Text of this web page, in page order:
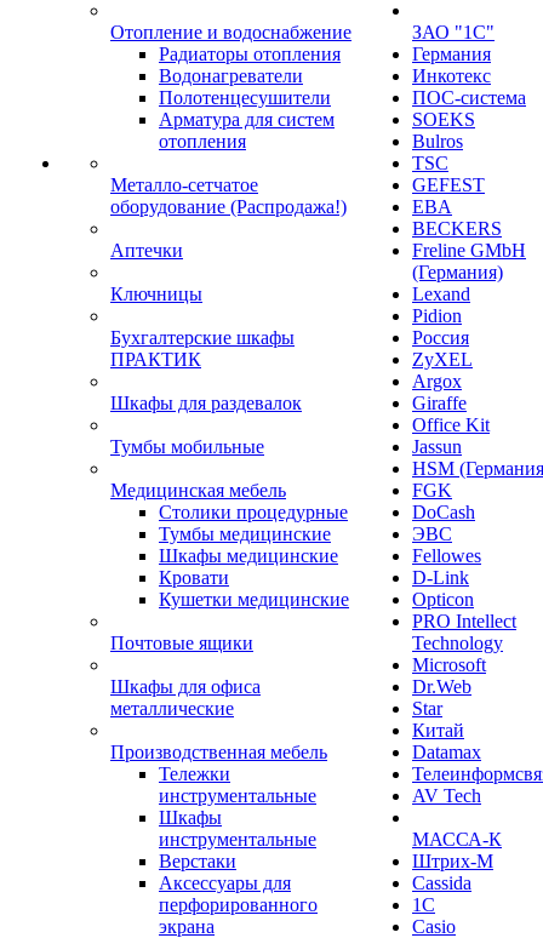
Отопление и водоснабжение
Радиаторы отопления
Водонагреватели
Полотенцесушители
Арматура для систем
отопления
Металло-сетчатое
оборудование (Распродажа!)
Аптечки
Ключницы
Бухгалтерские шкафы
ПРАКТИК
Шкафы для раздевалок
Тумбы мобильные
Медицинская мебель
Столики процедурные
Тумбы медицинские
Шкафы медицинские
Кровати
Кушетки медицинские
Почтовые ящики
Шкафы для офиса
металлические
Производственная мебель
Тележки
инструментальные
Шкафы
инструментальные
Верстаки
Аксессуары для
перфорированного
экрана
ЗАО "1С"
Германия
Инкотекс
ПОС-система
SOEKS
Bulros
TSC
GEFEST
EBA
BECKERS
Freline GMbH
(Германия)
Lexand
Pidion
Россия
ZyXEL
Argox
Giraffe
Office Kit
Jassun
HSM
FGK
DoCash
ЭВС
Fellowes
D-Link
Opticon
PRO Intellect
Technology
Microsoft
Dr.Web
Star
Китай
Datamax
AV Tech
МАССА-К
Штрих-М
Cassida
1С
Casio